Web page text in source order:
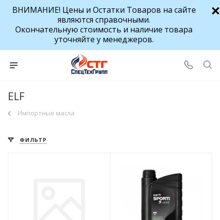
ВНИМАНИЕ! Цены и Остатки Товаров на сайте
являются справочными.
Окончательную стоимость и наличие товара
уточняйте у менеджеров.
ELF
Импортные масла
ФИЛЬТР